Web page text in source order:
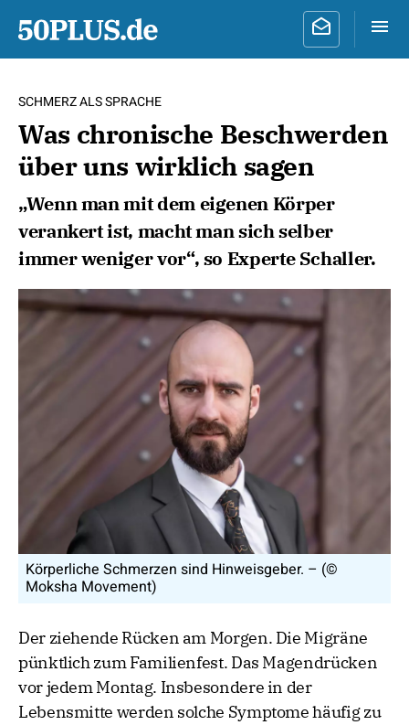
SCHMERZ ALS SPRACHE
Was chronische Beschwerden
über uns wirklich sagen
„Wenn man mit dem eigenen Körper
verankert ist, macht man sich selber
immer weniger vor“, so Experte Schaller.
Körperliche Schmerzen sind Hinweisgeber. – (©
Moksha Movement)
Der ziehende Rücken am Morgen. Die Migräne
pünktlich zum Familienfest. Das Magendrücken
vor jedem Montag. Insbesondere in der
Lebensmitte werden solche Symptome häufig zu